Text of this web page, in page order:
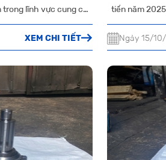
lĩnh vực cung cấp
hàng luôn là địa chỉ tin
nghiệp vận tải tại TP.
XEM CHI TIẾT
tiến năm
ưu hiệu suất
Kamaz uy tín,
Ngày 15/